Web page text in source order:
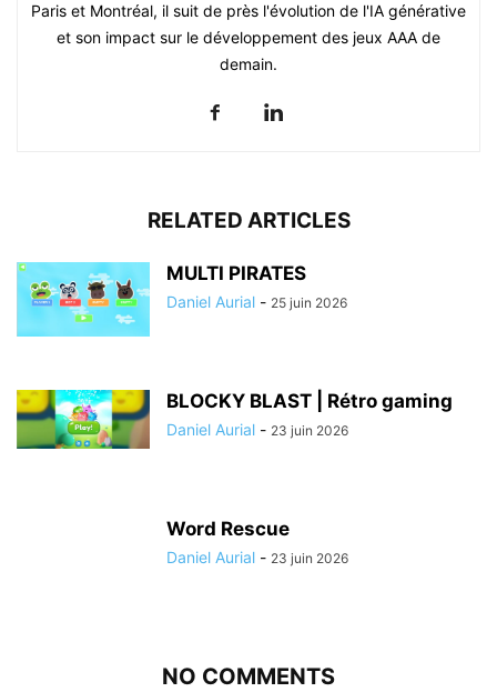
Paris et Montréal, il suit de près l'évolution de l'IA générative
et son impact sur le développement des jeux AAA de
demain.
RELATED ARTICLES
MULTI PIRATES
Daniel Aurial - 25 juin 2026
BLOCKY BLAST | Rétro gaming
Daniel Aurial - 23 juin 2026
Word Rescue
Daniel Aurial - 23 juin 2026
NO COMMENTS